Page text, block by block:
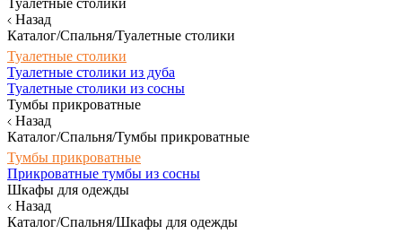
Туалетные столики
Назад
Каталог/Спальня/Туалетные столики
Туалетные столики
Туалетные столики из дуба
Туалетные столики из сосны
Тумбы прикроватные
Назад
Каталог/Спальня/Тумбы прикроватные
Тумбы прикроватные
Прикроватные тумбы из сосны
Шкафы для одежды
Назад
Каталог/Спальня/Шкафы для одежды